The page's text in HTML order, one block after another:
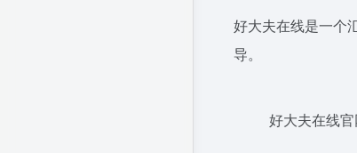
好大夫在线是一个
导。
好大夫在线官